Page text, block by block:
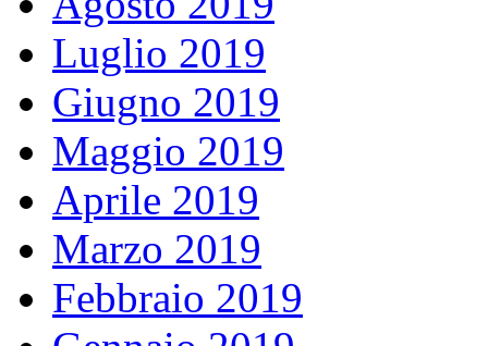
Luglio 2019
Giugno 2019
Maggio 2019
Aprile 2019
Marzo 2019
Febbraio 2019